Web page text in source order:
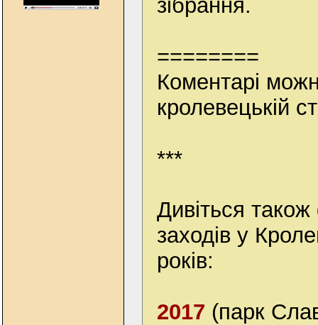
зібрання.
========
Коментарі
кролевецькій
***
Дивіться також
заходів у
років:
2017 (парк